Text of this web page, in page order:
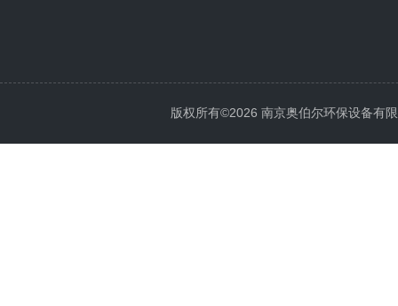
版权所有©2026 南京奥伯尔环保设备有